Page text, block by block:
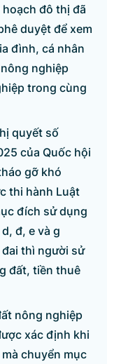
CHÍNH PHỦ
đô thị đã
duyệt để xem
đình, cá nhân
nghiệp
trong cùng
quyết số
của Quốc hội
gỡ khó
thi hành Luật
đích sử dụng
đ, e và g
thì người sử
đất, tiền thuê
nông nghiệp
xác định khi
chuyển mục